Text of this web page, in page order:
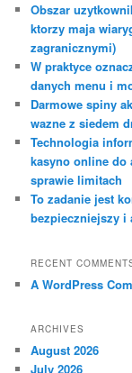
h
Obszar
ktorzy maja
zagranicznymi)
W praktyce
danych menu i
Darmowe spiny
wazne z siedem
Technologia
kasyno online do
sprawie limitach
To zadanie jest
bezpieczniejszy i
RECENT
A WordPress
ARCHIVES
August 2026
July 2026